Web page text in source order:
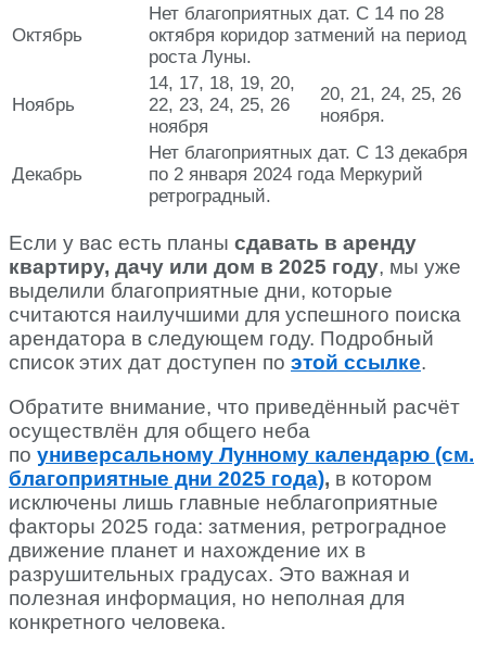
Октябрь
Нет благоприятных дат. С 14 по 28
октября коридор затмений на период
роста Луны.
Ноябрь
14, 17, 18, 19, 20,
22, 23, 24, 25, 26
ноября
20, 21, 24, 25, 26
ноября.
Декабрь
Нет благоприятных дат. С 13 декабря
по 2 января 2024 года Меркурий
ретроградный.
Если у вас есть планы сдавать в аренду
квартиру, дачу или дом в 2025 году, мы уже
выделили благоприятные дни, которые
считаются наилучшими для успешного поиска
арендатора в следующем году. Подробный
список этих дат доступен по этой ссылке.
Обратите внимание, что приведённый расчёт
осуществлён для общего неба
по универсальному Лунному календарю (см.
благоприятные дни 2025 года), в котором
исключены лишь главные неблагоприятные
факторы 2025 года: затмения, ретроградное
движение планет и нахождение их в
разрушительных градусах. Это важная и
полезная информация, но неполная для
конкретного человека.